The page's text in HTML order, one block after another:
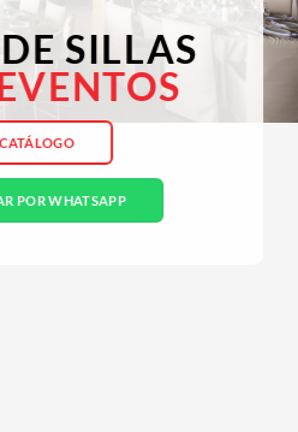
DE SILLAS
EVENTOS
CATÁLOGO
POR WHATSAPP